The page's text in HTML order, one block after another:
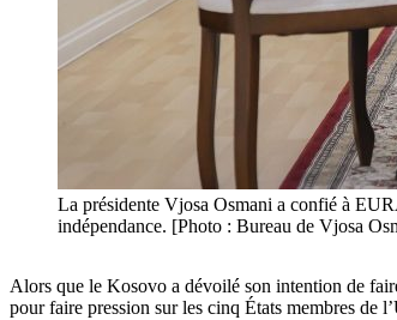
La présidente Vjosa Osmani a confié à
indépendance. [Photo : Bureau de Vjosa
Alors que le Kosovo a dévoilé son intention de
pour faire pression sur les cinq États membres de